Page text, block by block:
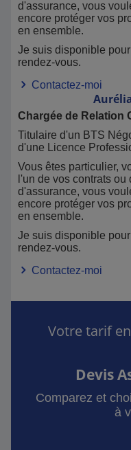
d'assurance, vous
encore protéger vos
en ensemble.
Je suis disponible
rendez-vous.
Contactez-moi
Chargée de Relation
Titulaire d'un BTS
d'une Licence
Vous êtes particulier,
l'un de vos contrats
d'assurance, vous
encore protéger vos
en ensemble.
Je suis disponible
rendez-vous.
Contactez-moi
Votre tarif
Devis
Comparez et
à